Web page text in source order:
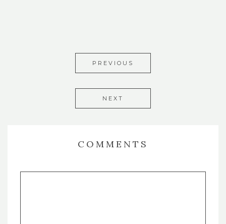
PREVIOUS
NEXT
COMMENTS